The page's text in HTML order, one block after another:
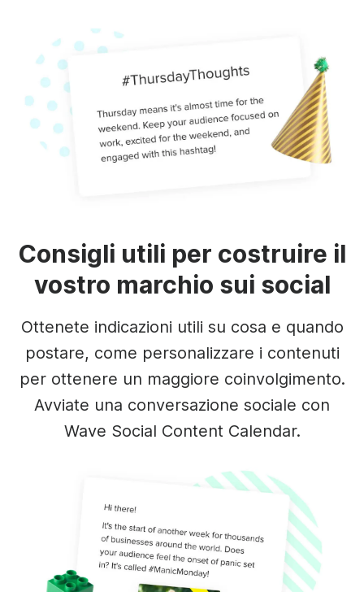
Consigli utili per costruire il
vostro marchio sui social
Ottenete indicazioni utili su cosa e quando
postare, come personalizzare i contenuti
per ottenere un maggiore coinvolgimento.
Avviate una conversazione sociale con
Wave Social Content Calendar.